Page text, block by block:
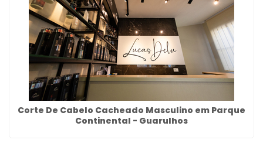
Corte De Cabelo Cacheado Masculino em Parque
Continental - Guarulhos